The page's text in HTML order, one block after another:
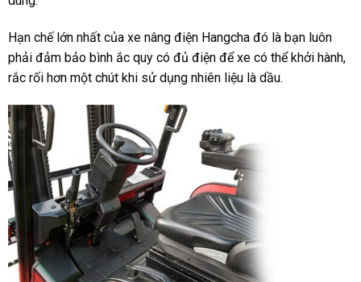
Hạn chế lớn nhất của xe nâng điện Hangcha đó là bạn luôn
phải đảm bảo bình ắc quy có đủ điện để xe có thể khởi hành,
rắc rối hơn một chút khi sử dụng nhiên liệu là dầu.